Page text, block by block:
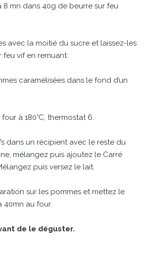
8 mn dans 40g de beurre sur feu
avec la moitié du sucre et laissez-les
feu vif en remuant.
caramélisées dans le fond d’un
à 180°C, thermostat 6.
dans un récipient avec le reste du
mélangez puis ajoutez le Carré
puis versez le lait.
sur les pommes et mettez le
40mn au four.
de le déguster.